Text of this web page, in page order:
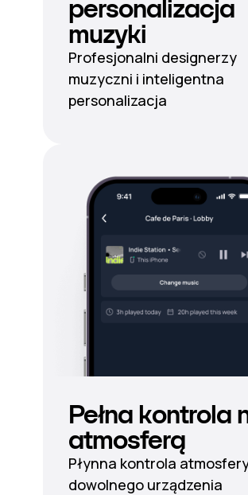
personalizacja
muzyki
Profesjonalni designerzy
muzyczni i inteligentna
personalizacja
Pełna kontrola
atmosferą
Płynna kontrola
dowolnego urządzenia